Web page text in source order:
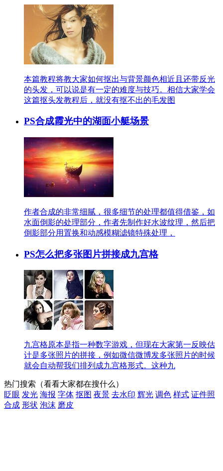
本篇教程将教大家如何抠出与背景颜色相近且还带反光
的头发，可以说是有一定的难度与技巧。相信大家学会
这篇抠头发教程后，就没有抠不出的毛发图
PS合成霞光中的湖面小艇场景
作者合成的非常细腻，很多细节的处理都值得借鉴，如
水面倒影的处理部分，作者先制作好水波纹理，然后把
倒影部分用置换和动感模糊滤镜特殊处理，
PS怎么把多张图片拼接成九宫格
九宫格原本是指一种数字游戏，但现在大家第一反映估
计是多张照片的拼接，例如微信微博发多张照片的时候
就会自动帮我们排列成九宫格形式。这种九
热门搜索 （看看大家都在搜什么）
眨眼 发光 海报 字体 抠图 夜景 去水印 辉光 调色 样式 证件照
合成 形状 泡沫 磨皮